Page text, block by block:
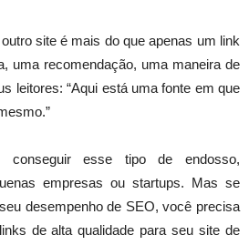
site é mais do que apenas um link
uma recomendação, uma maneira de
leitores: “Aqui está uma fonte em que
conseguir esse tipo de endosso,
empresas ou startups. Mas se
desempenho de SEO, você precisa
de alta qualidade para seu site de